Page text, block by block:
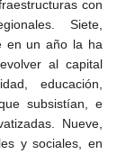
con
Siete,
en un año la ha
al capital
educación,
subsistían, e
Nueve,
y sociales, en